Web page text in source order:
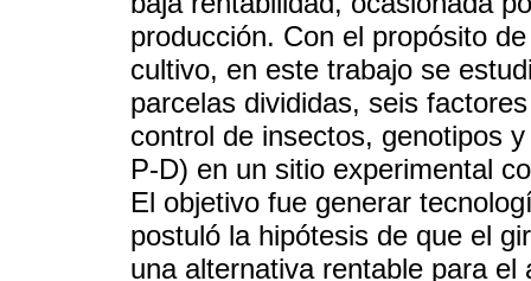
producción. Con el propósito
cultivo, en este trabajo se
parcelas divididas, seis
control de insectos, genotipos
P-D) en un sitio experimental
El objetivo fue generar
postuló la hipótesis de que el
una alternativa rentable para